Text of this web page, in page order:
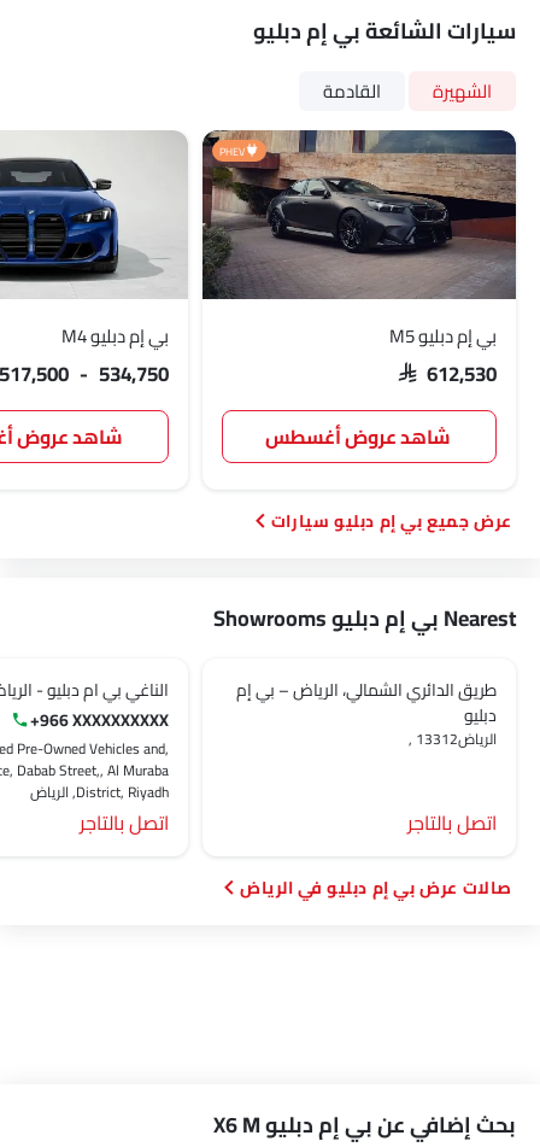
سيارات الشائعة بي إم دبليو
الشهيرة القادمة
PHEV
بي إم دبليو M5
SAR 612,530
شاهد عروض أغسطس
بي إم دبليو M4
517,500 - 534,750
شاهد عروض
بي إم دبليو سيارات
Nearest بي إم دبليو Showrooms
طريق الدائري الشمالي، الرياض – بي إم
دبليو
الرياض‎, 13312
اتصل بالتاجر
الناغي بي ام دبليو -
+966 XXXXXXXXXX
Pre-Owned Vehicles and,
Dabab Street,, Al Muraba
District, Riyadh, الرياض‎
اتصل بالتاجر
صالات عرض بي إم دبليو في الرياض‎
بحث إضافي عن بي إم دبليو X6 M